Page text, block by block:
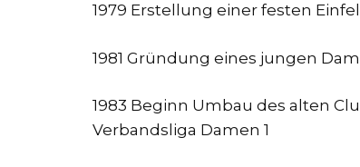
1979 Erstellung einer festen
1981 Gründung eines jungen
1983 Beginn Umbau des alten
Verbandsliga Damen 1